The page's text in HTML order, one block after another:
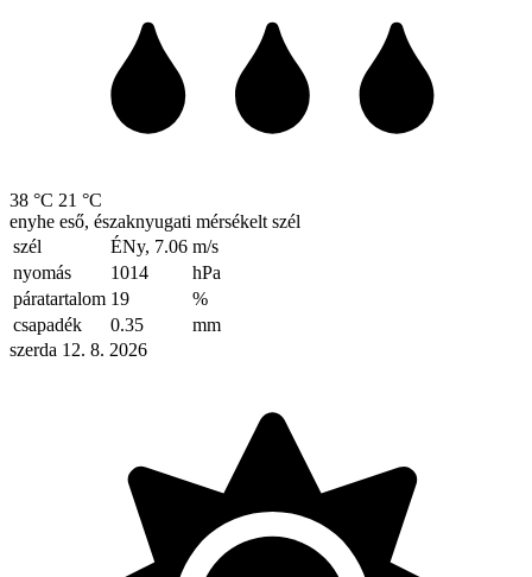
38 °C 21 °C
enyhe eső, északnyugati mérsékelt szél
szél
ÉNy, 7.06 m/s
nyomás
1014
hPa
páratartalom 19
%
csapadék
0.35
mm
szerda 12. 8. 2026